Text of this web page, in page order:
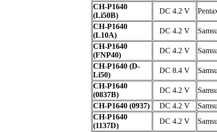
CH-P1640
(Li50B)
DC 4.2 V
CH-P1640
(L10A)
DC 4.2 V
CH-P1640
(FNP40)
DC 4.2 V
CH-P1640 (D-
Li50)
DC 8.4 V
CH-P1640
(0837B)
DC 4.2 V
CH-P1640 (0937)
DC 4.2 V
CH-P1640
(1137D)
DC 4.2 V